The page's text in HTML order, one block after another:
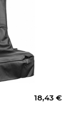
18,43 €